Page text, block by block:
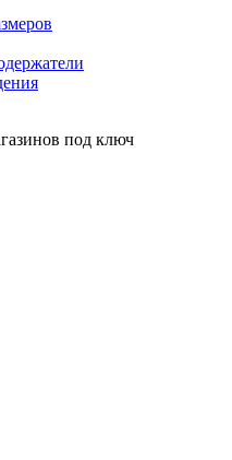
под ключ